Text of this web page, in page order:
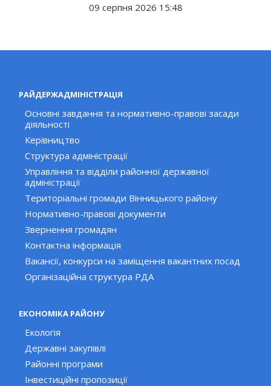
09 серпня 2026 15:48
РАЙДЕРЖАДМІНІСТРАЦІЯ
Основні завдання та нормативно-правові засади
діяльності
Керівництво
Структура адміністрації
Управління та відділи районної державної
адміністрації
Територіальні громади Вінницького району
Нормативно-правові документи
Звернення громадян
Контактна інформація
Вакансії, конкурси на заміщення вакантних посад
Організаційна структура РДА
ЕКОНОМІКА РАЙОНУ
Екологія
Державні закупівлі
Районні програми
Інвестиційні пропозиції